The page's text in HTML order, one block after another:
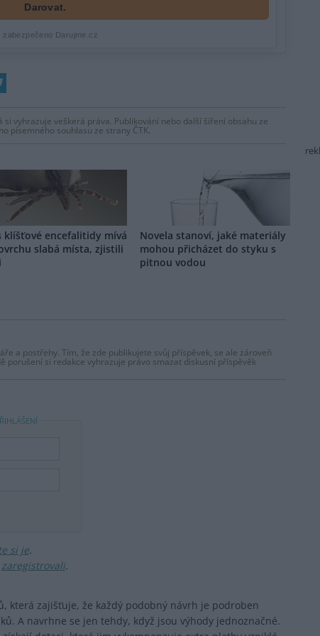
si vyhrazuje veškerá práva. Publikování nebo další šíření obsahu ze
písemného souhlasu ze strany ČTK.
klíšťové encefalitidy mívá
slabá místa, zjistili
Novela stanoví, jaké materiály
mohou přicházet do styku s
pitnou vodou
a postřehy. Tím, že zde publikujete svůj příspěvek, se ale zároveň
porušení si redakce vyhrazuje právo smazat diskusní příspěvěk
si je.
zaregistrovali.
která zajišťuje, že každý podobný návrh je podroben
A navrhne se jen tehdy, když jsou výhody jednoznačné.